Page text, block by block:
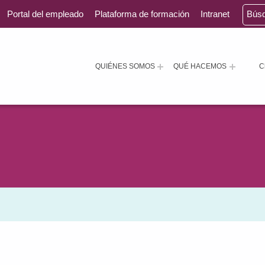
QUIÉNES SOMOS QUÉ HACEMOS
Portal del empleado Plataforma de formación Intranet